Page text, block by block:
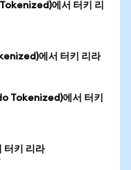
에서 터키 리
에서 터키 리라
Tokenized)에서 터키
터키 리라